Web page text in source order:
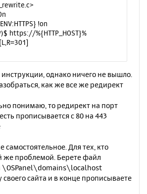
!on
https://%{HTTP_HOST}%
однако ничего не вышло.
как же все же редирект
понимаю, то редирект на порт
прописывается с 80 на 443
Для тех, кто
же проблемой. Берете файл
\OSPanel\domains\localhost
своего сайта и в конце прописываете